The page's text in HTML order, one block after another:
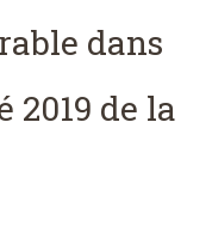
dans
2019 de la